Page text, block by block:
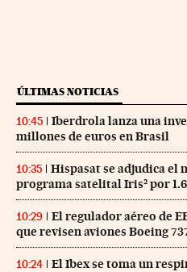
ÚLTIMAS NOTICIAS
10:45
Iberdrola lanza una
millones de euros en Brasil
10:35
Hispasat se adjudica el
programa satelital Iris² por
10:29
El regulador aéreo de
que revisen aviones Boeing
10:24
El Ibex se toma un